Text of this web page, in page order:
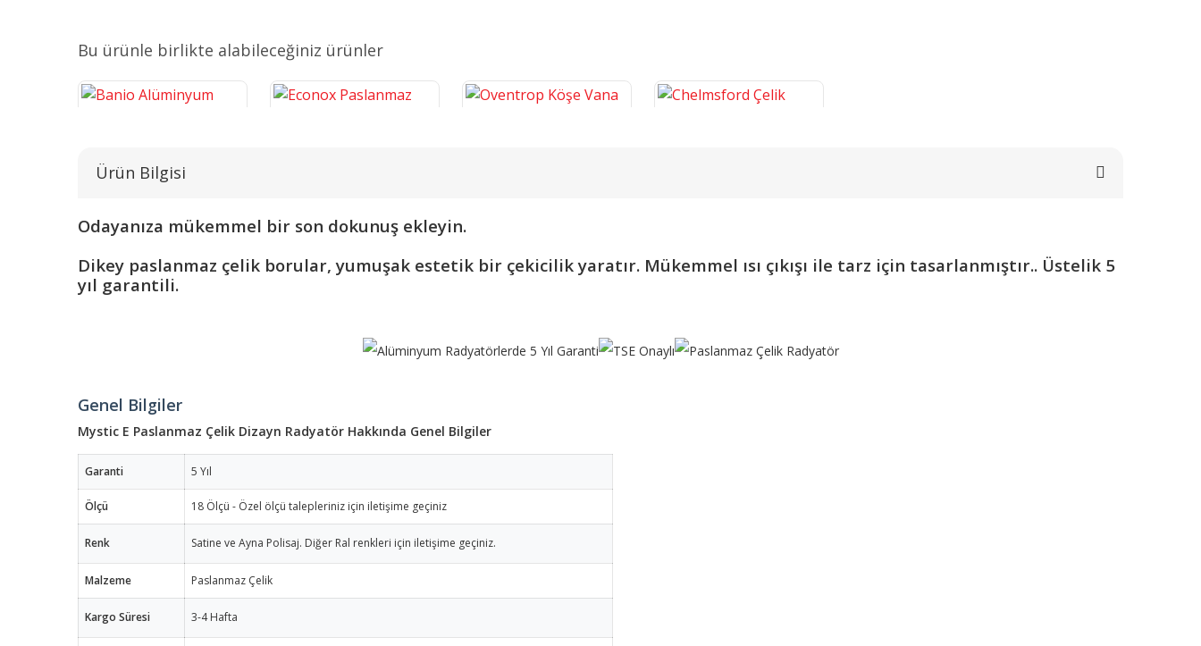
Bu ürünle birlikte alabileceğiniz ürünler
Banio Alüminyum Havlupan
Econox Paslanmaz Dizayn
Havlupan
SEPETE EKLE
Oventrop Köşe Vana
Termostatik PPRC 1/2'' Vana
Chelmsford Çelik Dizayn
Havlupan
Ürün Bilgisi
Odayanıza mükemmel bir son dokunuş ekleyin.
Dikey paslanmaz çelik borular, yumuşak estetik bir çekicilik yaratır. Mükemmel ısı çıkışı ile tarz için tasarlanmıştır.. Üstelik 5
yıl garantili.
Genel Bilgiler
Mystic E Paslanmaz Çelik Dizayn Radyatör Hakkında Genel Bilgiler
Garanti 5 Yıl
Ölçü 18 Ölçü - Özel ölçü talepleriniz için iletişime geçiniz
Renk Satine ve Ayna Polisaj. Diğer Ral renkleri için iletişime geçiniz.
Malzeme Paslanmaz Çelik
Kargo Süresi 3-4 Hafta